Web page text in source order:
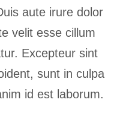
aute irure dolor
velit esse cillum
Excepteur sint
sunt in culpa
id est laborum.